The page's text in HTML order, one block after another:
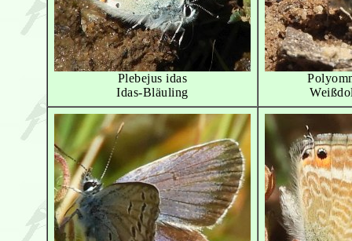
Plebejus idas
Idas-Bläuling